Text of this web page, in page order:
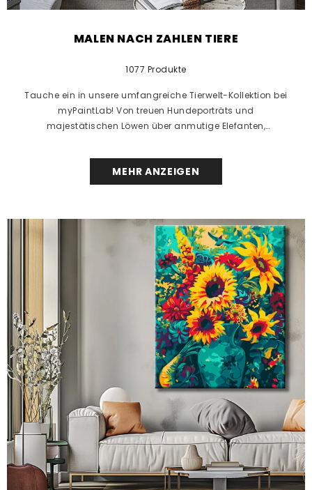
MALEN NACH ZAHLEN TIERE
1077 Produkte
Tauche ein in unsere umfangreiche Tierwelt-Kollektion bei
myPaintLab! Von treuen Hundeporträts und
majestätischen Löwen über anmutige Elefanten,
MEHR ANZEIGEN